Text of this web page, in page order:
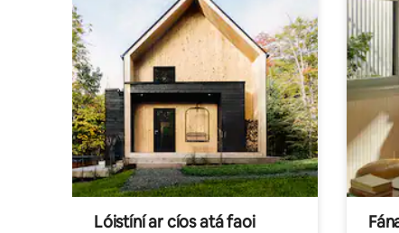
Lóistíní ar cíos atá faoi